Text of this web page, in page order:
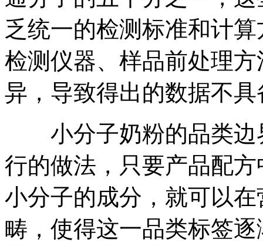
乏统一的检测标准和计
检测仪器、样品前处理
异，导致得出的数据不
小分子奶粉的品类边
行的做法，只要产品配
小分子的成分，就可以
畴，使得这一品类标签